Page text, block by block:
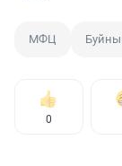
МФЦ
0